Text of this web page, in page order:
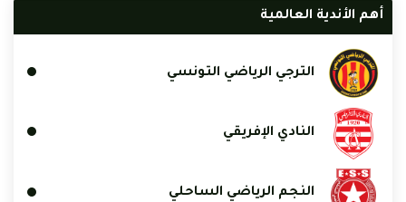
أهم الأندية العالمية
الترجي الرياضي التونسي
النادي الإفريقي
النجم الرياضي الساحلي